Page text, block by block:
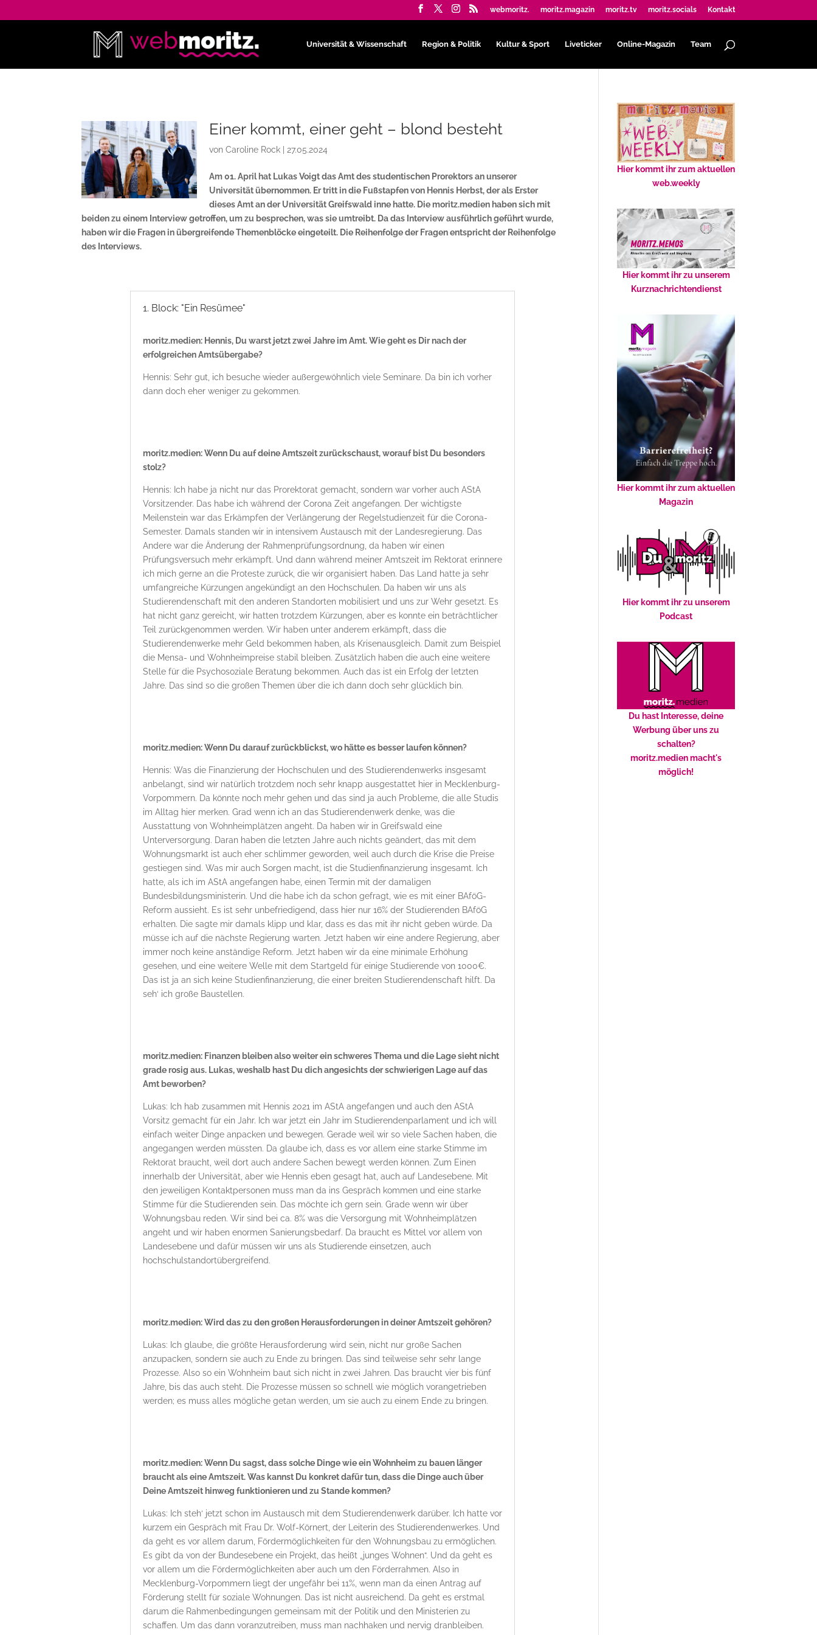
webmoritz. moritz.magazin moritz.tv moritz.socials Kontakt
Universität & Wissenschaft Region & Politik Kultur & Sport Liveticker Online-Magazin Team
Einer kommt, einer geht – blond besteht
vonCaroline Rock 27.05.2024
Am 01. April hat Lukas Voigt das Amt des studentischen Prorektors an unserer
Universität übernommen. Er tritt in die Fußstapfen von Hennis Herbst, der als Erster
dieses Amt an der Universität Greifswald inne hatte. Die moritz.medien haben sich mit
beiden zu einem Interview getroffen, um zu besprechen, was sie umtreibt. Da das Interview ausführlich geführt wurde,
haben wir die Fragen in übergreifende Themenblöcke eingeteilt. Die Reihenfolge der Fragen entspricht der Reihenfolge
des Interviews.
1. Block: "Ein Resümee"
moritz.medien: Hennis, Du warst jetzt zwei Jahre im Amt. Wie geht es Dir nach der
erfolgreichen Amtsübergabe?
Hennis: Sehr gut, ich besuche wieder außergewöhnlich viele Seminare. Da bin ich vorher
dann doch eher weniger zu gekommen.
moritz.medien: Wenn Du auf deine Amtszeit zurückschaust, worauf bist Du besonders
stolz?
Hennis: Ich habe ja nicht nur das Prorektorat gemacht, sondern war vorher auch AStA
Vorsitzender. Das habe ich während der Corona Zeit angefangen. Der wichtigste
Meilenstein war das Erkämpfen der Verlängerung der Regelstudienzeit für die Corona-
Semester. Damals standen wir in intensivem Austausch mit der Landesregierung. Das
Andere war die Änderung der Rahmenprüfungsordnung, da haben wir einen
Prüfungsversuch mehr erkämpft. Und dann während meiner Amtszeit im Rektorat erinnere
ich mich gerne an die Proteste zurück, die wir organisiert haben. Das Land hatte ja sehr
umfangreiche Kürzungen angekündigt an den Hochschulen. Da haben wir uns als
Studierendenschaft mit den anderen Standorten mobilisiert und uns zur Wehr gesetzt. Es
hat nicht ganz gereicht, wir hatten trotzdem Kürzungen, aber es konnte ein beträchtlicher
Teil zurückgenommen werden. Wir haben unter anderem erkämpft, dass die
Studierendenwerke mehr Geld bekommen haben, als Krisenausgleich. Damit zum Beispiel
die Mensa- und Wohnheimpreise stabil bleiben. Zusätzlich haben die auch eine weitere
Stelle für die Psychosoziale Beratung bekommen. Auch das ist ein Erfolg der letzten
Jahre. Das sind so die großen Themen über die ich dann doch sehr glücklich bin.
moritz.medien: Wenn Du darauf zurückblickst, wo hätte es besser laufen können?
Hennis: Was die Finanzierung der Hochschulen und des Studierendenwerks insgesamt
anbelangt, sind wir natürlich trotzdem noch sehr knapp ausgestattet hier in Mecklenburg-
Vorpommern. Da könnte noch mehr gehen und das sind ja auch Probleme, die alle Studis
im Alltag hier merken. Grad wenn ich an das Studierendenwerk denke, was die
Ausstattung von Wohnheimplätzen angeht. Da haben wir in Greifswald eine
Unterversorgung. Daran haben die letzten Jahre auch nichts geändert, das mit dem
Wohnungsmarkt ist auch eher schlimmer geworden, weil auch durch die Krise die Preise
gestiegen sind. Was mir auch Sorgen macht, ist die Studienfinanzierung insgesamt. Ich
hatte, als ich im AStA angefangen habe, einen Termin mit der damaligen
Bundesbildungsministerin. Und die habe ich da schon gefragt, wie es mit einer BAföG-
Reform aussieht. Es ist sehr unbefriedigend, dass hier nur 16% der Studierenden BAföG
erhalten. Die sagte mir damals klipp und klar, dass es das mit ihr nicht geben würde. Da
müsse ich auf die nächste Regierung warten. Jetzt haben wir eine andere Regierung, aber
immer noch keine anständige Reform. Jetzt haben wir da eine minimale Erhöhung
gesehen, und eine weitere Welle mit dem Startgeld für einige Studierende von 1000€.
Das ist ja an sich keine Studienfinanzierung, die einer breiten Studierendenschaft hilft. Da
seh‘ ich große Baustellen.
moritz.medien: Finanzen bleiben also weiter ein schweres Thema und die Lage sieht nicht
grade rosig aus. Lukas, weshalb hast Du dich angesichts der schwierigen Lage auf das
Amt beworben?
Lukas: Ich hab zusammen mit Hennis 2021 im AStA angefangen und auch den AStA
Vorsitz gemacht für ein Jahr. Ich war jetzt ein Jahr im Studierendenparlament und ich will
einfach weiter Dinge anpacken und bewegen. Gerade weil wir so viele Sachen haben, die
angegangen werden müssten. Da glaube ich, dass es vor allem eine starke Stimme im
Rektorat braucht, weil dort auch andere Sachen bewegt werden können. Zum Einen
innerhalb der Universität, aber wie Hennis eben gesagt hat, auch auf Landesebene. Mit
den jeweiligen Kontaktpersonen muss man da ins Gespräch kommen und eine starke
Stimme für die Studierenden sein. Das möchte ich gern sein. Grade wenn wir über
Wohnungsbau reden. Wir sind bei ca. 8% was die Versorgung mit Wohnheimplätzen
angeht und wir haben enormen Sanierungsbedarf. Da braucht es Mittel vor allem von
Landesebene und dafür müssen wir uns als Studierende einsetzen, auch
hochschulstandortübergreifend.
moritz.medien: Wird das zu den großen Herausforderungen in deiner Amtszeit gehören?
Lukas: Ich glaube, die größte Herausforderung wird sein, nicht nur große Sachen
anzupacken, sondern sie auch zu Ende zu bringen. Das sind teilweise sehr sehr lange
Prozesse. Also so ein Wohnheim baut sich nicht in zwei Jahren. Das braucht vier bis fünf
Jahre, bis das auch steht. Die Prozesse müssen so schnell wie möglich vorangetrieben
werden; es muss alles mögliche getan werden, um sie auch zu einem Ende zu bringen.
moritz.medien: Wenn Du sagst, dass solche Dinge wie ein Wohnheim zu bauen länger
braucht als eine Amtszeit. Was kannst Du konkret dafür tun, dass die Dinge auch über
Deine Amtszeit hinweg funktionieren und zu Stande kommen?
Lukas: Ich steh‘ jetzt schon im Austausch mit dem Studierendenwerk darüber. Ich hatte vor
kurzem ein Gespräch mit Frau Dr. Wolf-Körnert, der Leiterin des Studierendenwerkes. Und
da geht es vor allem darum, Fördermöglichkeiten für den Wohnungsbau zu ermöglichen.
Es gibt da von der Bundesebene ein Projekt, das heißt „junges Wohnen“. Und da geht es
vor allem um die Fördermöglichkeiten aber auch um den Förderrahmen. Also in
Mecklenburg-Vorpommern liegt der ungefähr bei 11%, wenn man da einen Antrag auf
Förderung stellt für soziale Wohnungen. Das ist nicht ausreichend. Da geht es erstmal
darum die Rahmenbedingungen gemeinsam mit der Politik und den Ministerien zu
schaffen. Um das dann voranzutreiben, muss man nachhaken und nervig dranbleiben.
Hier kommt ihr zum aktuellen
web.weekly
Hier kommt ihr zu unserem
Kurznachrichtendienst
Hier kommt ihr zum aktuellen
Magazin
Hier kommt ihr zu unserem
Podcast
Du hast Interesse, deine
Werbung über uns zu
schalten?
moritz.medien macht's
möglich!